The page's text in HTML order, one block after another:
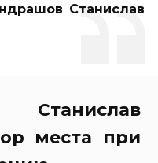
Станислав
места при